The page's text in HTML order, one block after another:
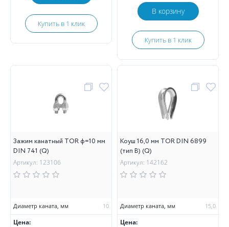
Купить в 1 клик
В корзину
Купить в 1 клик
Зажим канатный TOR ф=10 мм
DIN 741 (Q)
Артикул: 123106
Диаметр каната, мм 10
Цена:
Коуш 16,0 мм TOR DIN 6899
(тип B) (Q)
Артикул: 142162
Диаметр каната, мм 15,0
Цена: